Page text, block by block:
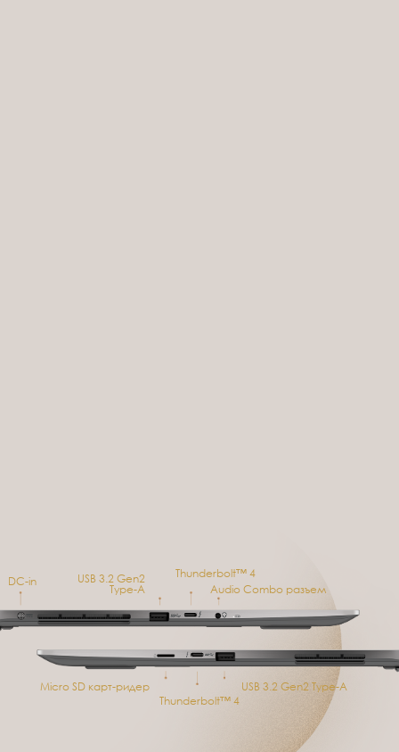
DC-in
USB 3.2 Gen2
Type-A
Thunderbolt™ 4
Audio Combo разъем
Micro SD карт-ридер
Thunderbolt™ 4
USB 3.2 Gen2 Type-A